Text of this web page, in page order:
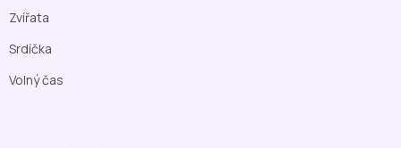
Zvířata
Srdíčka
Volný čas